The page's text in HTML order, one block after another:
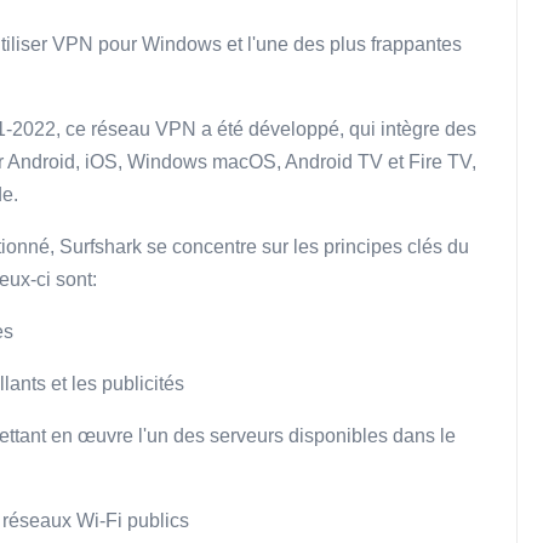
VPN pour Windows et l'une des plus frappantes
ce réseau VPN a été développé, qui intègre des
iOS, Windows macOS, Android TV et Fire TV,
Surfshark se concentre sur les principes clés du
ci sont:
et les publicités
en œuvre l'un des serveurs disponibles dans le
Wi-Fi publics